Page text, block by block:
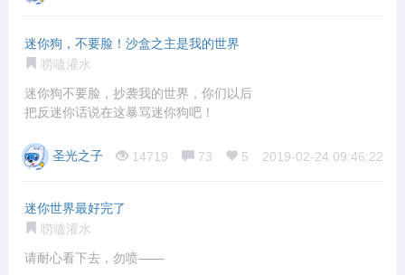
迷你狗，不要脸！沙盒之主是我的世界
唠嗑灌水
迷你狗不要脸，抄袭我的世界，你们以后
把反迷你话说在这暴骂迷你狗吧！
圣光之子 14719 73 5 2019-02-24 09:46:22
迷你世界最好完了
唠嗑灌水
请耐心看下去，勿喷——